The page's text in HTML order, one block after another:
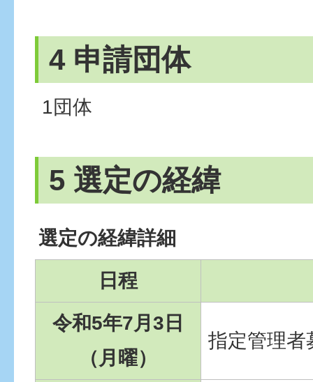
4 申請団体
1団体
5 選定の経緯
選定の経緯詳細
日程
令和5年7月3日
（月曜）
指定管理者